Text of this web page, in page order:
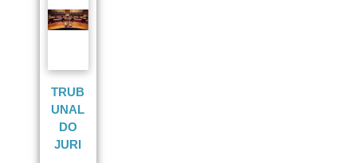
TRUB
UNAL
DO
JURI